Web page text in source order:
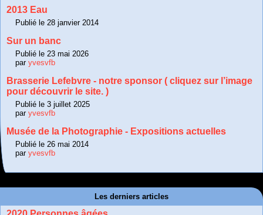
2013 Eau
Publié le 28 janvier 2014
Sur un banc
Publié le 23 mai 2026
par yvesvfb
Brasserie Lefebvre - notre sponsor ( cliquez sur l’image
pour découvrir le site. )
Publié le 3 juillet 2025
par yvesvfb
Musée de la Photographie - Expositions actuelles
Publié le 26 mai 2014
par yvesvfb
Les derniers articles